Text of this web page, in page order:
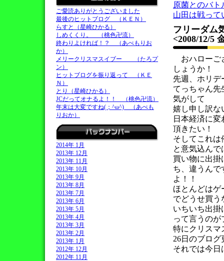
ご愛読ありがとうございました
最後のヒットブログ （ＫＥＮ）
らすと（星崎ひかる）
しめくくり。 （桃色卍流）
終わりよければ！？ （あべもりお
か）
メリークリスマスイブー （たろプ
ン）
ヒットブログを振り返って （ＫＥ
Ｎ）
とり（星崎ひかる）
JCだってオナるよ！！ （桃色卍流）
年末は大変ですね(；^ω^) （あべも
りおか）
2014年 1月
2013年 12月
2013年 11月
2013年 10月
2013年 9月
2013年 8月
2013年 7月
2013年 6月
2013年 5月
2013年 4月
2013年 3月
2013年 2月
2013年 1月
2012年 12月
2012年 11月
原菌とのバ
山田は戦って
フリーダム
<2008/12/5
おハローご
しょうか！
先週、ホリデ
てっちゃん先
気がして
嬉し申し訳な
日本経済に
頂きたい！
そしてこれは
と意気込ん
買い物に出掛
ち、違うんで
よ！！
ほとんどはゲ
でどうせ買う
いちいち出掛
って言うの
特にクリスマ
26日のブロ
それでは今日